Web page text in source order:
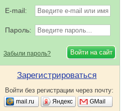
E-mail:
Пароль:
Забыли пароль?
Зарегистрироваться
Войти без регистрации через почту:
mail.ru Яндекс GMail